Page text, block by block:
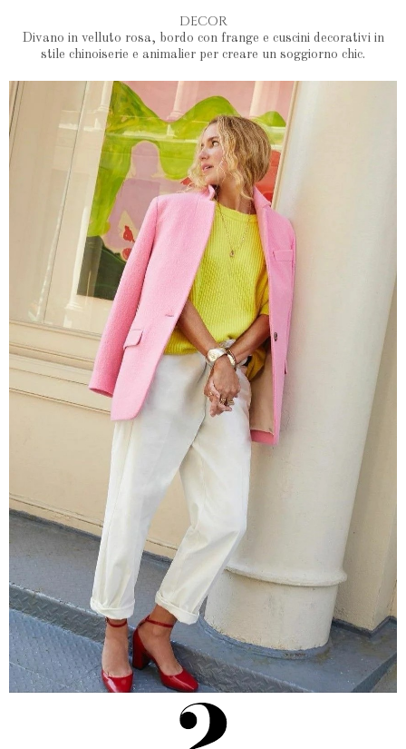
DECOR
Divano in velluto rosa, bordo con frange e cuscini decorativi in
stile chinoiserie e animalier per creare un soggiorno chic.